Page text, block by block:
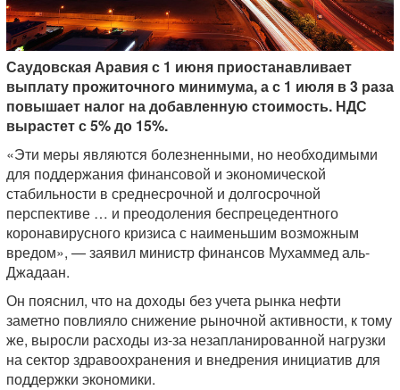
Саудовская Аравия с 1 июня приостанавливает
выплату прожиточного минимума, а с 1 июля в 3 раза
повышает налог на добавленную стоимость. НДС
вырастет с 5% до 15%.
«Эти меры являются болезненными, но необходимыми
для поддержания финансовой и экономической
стабильности в среднесрочной и долгосрочной
перспективе … и преодоления беспрецедентного
коронавирусного кризиса с наименьшим возможным
вредом», — заявил министр финансов Мухаммед аль-
Джадаан.
Он пояснил, что на доходы без учета рынка нефти
заметно повлияло снижение рыночной активности, к тому
же, выросли расходы из-за незапланированной нагрузки
на сектор здравоохранения и внедрения инициатив для
поддержки экономики.